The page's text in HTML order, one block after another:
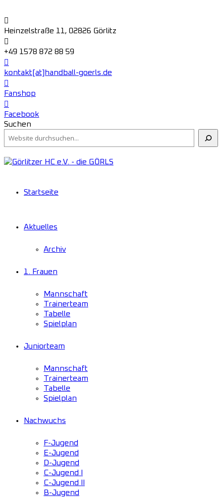
Heinzelstraße 11, 02826 Görlitz
+49 1578 872 88 59
kontakt[at]handball-goerls.de
Fanshop
Facebook
Suchen
Startseite
Aktuelles
Archiv
1. Frauen
Mannschaft
Trainerteam
Tabelle
Spielplan
Juniorteam
Mannschaft
Trainerteam
Tabelle
Spielplan
Nachwuchs
F-Jugend
E-Jugend
D-Jugend
C-Jugend I
C-Jugend II
B-Jugend